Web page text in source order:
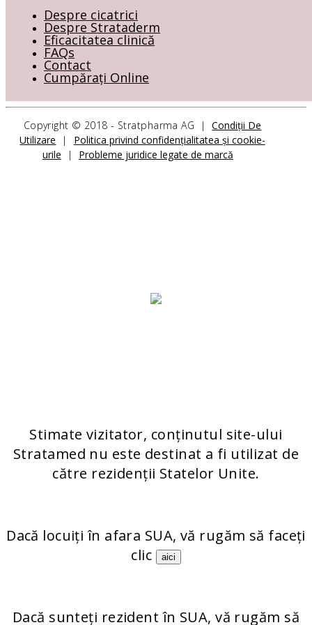
Despre cicatrici
Despre Strataderm
Eficacitatea clinică
FAQs
Contact
Cumpărați Online
CONTACTAȚI-NE
Copyright © 2018 - Stratpharma AG |Condiții De
Utilizare | Politica privind confidențialitatea și cookie-
urile | Probleme juridice legate de marcă
Stimate vizitator, conținutul site-ului
Stratamed nu este destinat a fi utilizat de
către rezidenții Statelor Unite.
Dacă locuiți în afara SUA, vă rugăm să faceți
clic
aici
Dacă sunteți rezident în SUA, vă rugăm să